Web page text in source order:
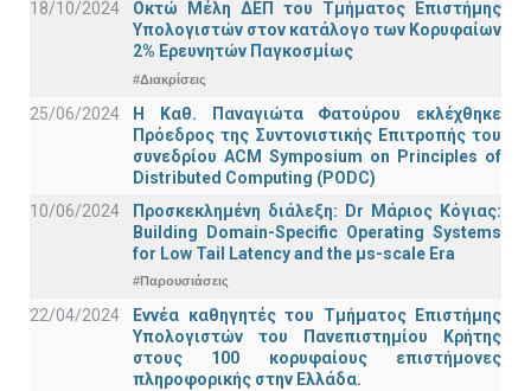
18/10/2024
Οκτώ Μέλη ΔΕΠ του Τμήματος Επιστήμης
Υπολογιστών στον κατάλογο των Κορυφαίων
2% Ερευνητών Παγκοσμίως
#Διακρίσεις
25/06/2024
Η Καθ. Παναγιώτα Φατούρου εκλέχθηκε
Πρόεδρος της Συντονιστικής Επιτροπής του
συνεδρίου ACM Symposium on Principles of
Distributed Computing (PODC)
10/06/2024
Προσκεκλημένη διάλεξη: Dr Μάριος Κόγιας:
Building Domain-Specific Operating Systems
for Low Tail Latency and the μs-scale Era
#Παρουσιάσεις
22/04/2024
Εννέα καθηγητές του Τμήματος Επιστήμης
Υπολογιστών του Πανεπιστημίου Κρήτης
στους 100 κορυφαίους επιστήμονες
πληροφορικής στην Ελλάδα.